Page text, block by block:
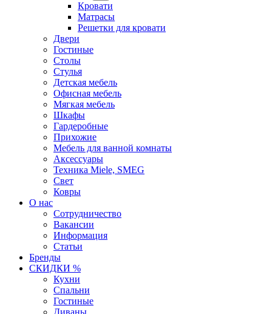
Кровати
Матрасы
Решетки для кровати
Двери
Гостиные
Столы
Стулья
Детская мебель
Офисная мебель
Мягкая мебель
Шкафы
Гардеробные
Прихожие
Мебель для ванной комнаты
Аксессуары
Техника Miele, SMEG
Свет
Ковры
О нас
Сотрудничество
Вакансии
Информация
Статьи
Бренды
СКИДКИ %
Кухни
Спальни
Гостиные
Диваны